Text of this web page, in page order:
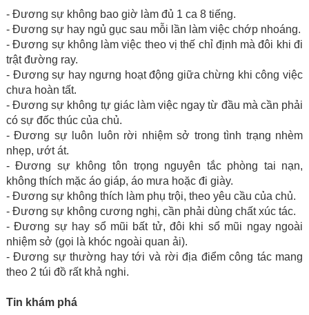
- Đương sự không bao giờ làm đủ 1 ca 8 tiếng.
- Đương sự hay ngủ gục sau mỗi lần làm việc chớp nhoáng.
- Đương sự không làm việc theo vị thế chỉ định mà đôi khi đi
trật đường ray.
- Đương sự hay ngưng hoạt động giữa chừng khi công việc
chưa hoàn tất.
- Đương sự không tự giác làm việc ngay từ đầu mà cần phải
có sự đốc thúc của chủ.
- Đương sự luôn luôn rời nhiệm sở trong tình trạng nhèm
nhẹp, ướt át.
- Đương sự không tôn trọng nguyên tắc phòng tai nạn,
không thích mặc áo giáp, áo mưa hoặc đi giày.
- Đương sự không thích làm phụ trội, theo yêu cầu của chủ.
- Đương sự không cương nghị, cần phải dùng chất xúc tác.
- Đương sự hay sổ mũi bất tử, đôi khi sổ mũi ngay ngoài
nhiệm sở (gọi là khóc ngoài quan ải).
- Đương sự thường hay tới và rời địa điểm công tác mang
theo 2 túi đồ rất khả nghi.
Tin khám phá